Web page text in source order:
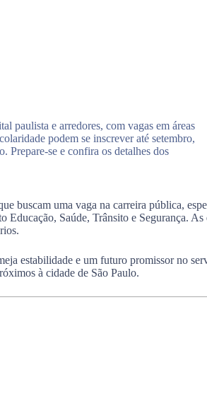
paulista e arredores, com vagas em áreas
podem se inscrever até setembro,
Prepare-se e confira os detalhes dos
buscam uma vaga na carreira pública,
Educação, Saúde, Trânsito e Segurança.
estabilidade e um futuro promissor no
à cidade de São Paulo.